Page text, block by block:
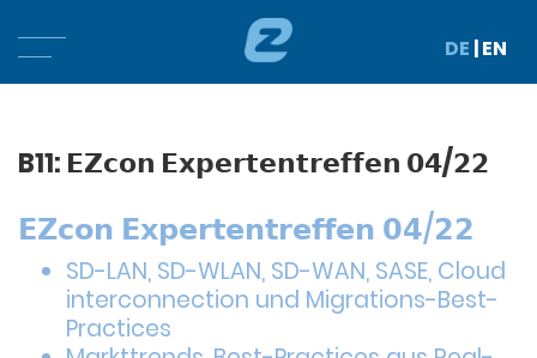
DE |EN
B11: 𝗘𝗭𝗰𝗼𝗻 𝗘𝘅𝗽𝗲𝗿𝘁𝗲𝗻𝘁𝗿𝗲𝗳𝗳𝗲𝗻 𝟬𝟰/𝟮𝟮
𝗘𝗭𝗰𝗼𝗻 𝗘𝘅𝗽𝗲𝗿𝘁𝗲𝗻𝘁𝗿𝗲𝗳𝗳𝗲𝗻 𝟬𝟰/𝟮𝟮
SD-LAN, SD-WLAN, SD-WAN, SASE, Cloud
interconnection und Migrations-Best-
Practices